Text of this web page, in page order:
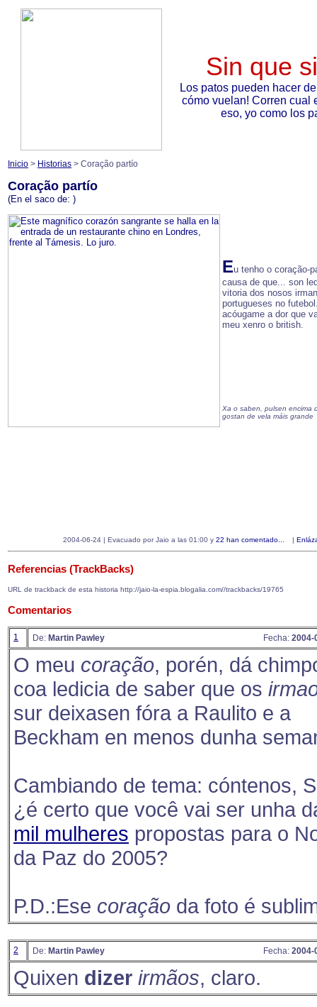
Sin que
Los patos pueden hacer
cómo vuelan! Corren cual
eso, yo como los
Inicio > Historias > Coração partío
Coração partío
(En el saco de: )
Eu tenho o coração-
causa de que... son
vitoria dos nosos
portugueses no
acóugame a dor que
meu xenro o british.
Xa o saben, pulsen encima
gostan de vela máis grande
2004-06-24 | Evacuado por Jaio a las 01:00 y 22 han comentado... |
Referencias (TrackBacks)
URL de trackback de esta historia http://jaio-la-espia.blogalia.com//trackbacks/19765
Comentarios
1 De: Martin Pawley Fecha: 2004-
O meu coração, porén, dá
coa ledicia de saber que os
sur deixasen fóra a Raulito e a
Beckham en menos dunha
Cambiando de tema: cóntenos,
¿é certo que você vai ser unha
mil mulheres propostas para o
da Paz do 2005?
P.D.:Ese coração da foto é
2 De: Martin Pawley Fecha: 2004-
Quixen dizer irmãos, claro.